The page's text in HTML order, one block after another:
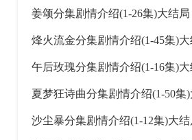
姜颂分集剧情介绍(1-26集)大结局
烽火流金分集剧情介绍(1-45集)大
午后玫瑰分集剧情介绍(1-16集)大
夏梦狂诗曲分集剧情介绍(1-50集
沙尘暴分集剧情介绍(1-12集)大结